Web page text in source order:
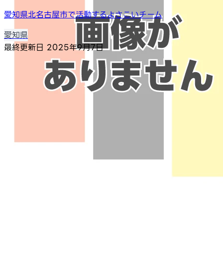
愛知県北名古屋市で活動するよさこいチーム
愛知県
最終更新日 2025年9月7日